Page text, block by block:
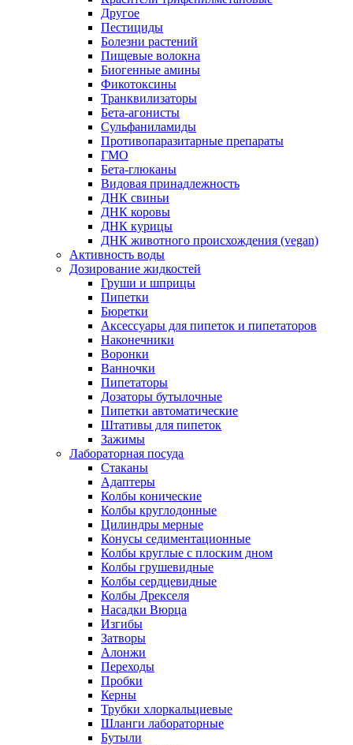
Другое
Пестициды
Болезни растений
Пищевые волокна
Биогенные амины
Фикотоксины
Транквилизаторы
Бета-агонисты
Сульфаниламиды
Противопаразитарные препараты
ГМО
Бета-глюканы
Видовая принадлежность
ДНК свиньи
ДНК коровы
ДНК курицы
ДНК животного происхождения (vegan)
Активность воды
Дозирование жидкостей
Груши и шприцы
Пипетки
Бюретки
Аксессуары для пипеток и пипетаторов
Наконечники
Воронки
Ванночки
Пипетаторы
Дозаторы бутылочные
Пипетки автоматические
Штативы для пипеток
Зажимы
Лабораторная посуда
Стаканы
Адаптеры
Колбы конические
Колбы круглодонные
Цилиндры мерные
Конусы седиментационные
Колбы круглые с плоским дном
Колбы грушевидные
Колбы сердцевидные
Колбы Дрекселя
Насадки Вюрца
Изгибы
Затворы
Алонжи
Переходы
Пробки
Керны
Трубки хлоркальциевые
Шланги лабораторные
Бутыли